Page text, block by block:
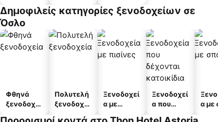
άτων
Δημοφιλείς κατηγορίες ξενοδοχείων σε
Όσλο
Φθηνά
ξενοδοχεί
Πολυτελή
ξενοδοχεί
Ξενοδοχεί
α με
Ξενοδοχεί
α που
α με